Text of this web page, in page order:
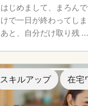
はじめまして、まろんで
けで一日が終わってしま
あと、自分だけ取り残 ...
スキルアップ 在宅